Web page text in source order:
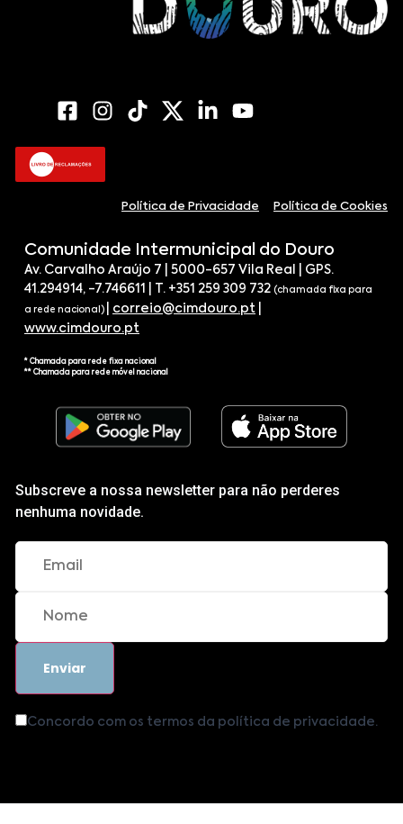
Política de Privacidade Política de Cookies
Comunidade Intermunicipal do Douro
Av. Carvalho Araújo 7 | 5000-657 Vila Real | GPS.
41.294914, -7.746611 | T. +351 259 309 732 (chamada fixa para
a rede nacional) correio@cimdouro.pt
www.cimdouro.pt
* Chamada para rede fixa nacional
** Chamada para rede móvel nacional
Subscreve a nossa newsletter para não perderes
nenhuma novidade.
Concordo com os termos da política de privacidade.